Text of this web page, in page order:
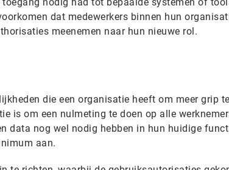
dat medewerkers binnen hun
meenemen naar hun nieuwe rol.
die een organisatie heeft om meer grip
is om een nulmeting te doen op alle
data nog wel nodig hebben in hun huidige
aan.